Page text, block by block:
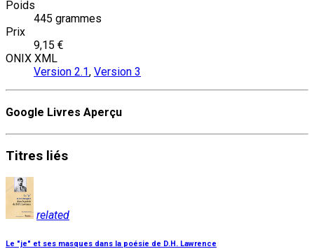
Poids
445 grammes
Prix
9,15 €
ONIX XML
Version 2.1, Version 3
Google Livres Aperçu
Titres liés
related
Le "je" et ses masques dans la poésie de D.H. Lawrence